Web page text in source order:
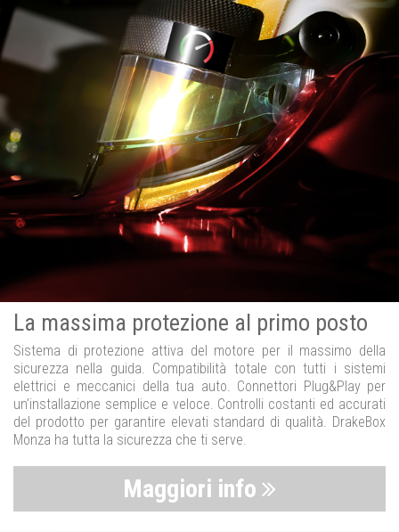
La massima protezione al primo posto
Sistema di protezione attiva del motore per il massimo della
sicurezza nella guida. Compatibilità totale con tutti i sistemi
elettrici e meccanici della tua auto. Connettori Plug&Play per
un’installazione semplice e veloce. Controlli costanti ed accurati
del prodotto per garantire elevati standard di qualità. DrakeBox
Monza ha tutta la sicurezza che ti serve.
Maggiori info